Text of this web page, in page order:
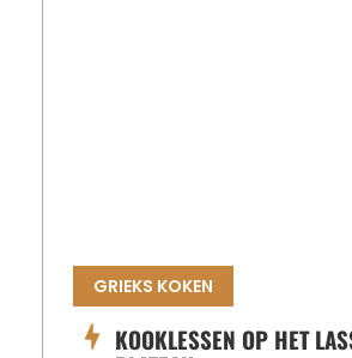
GRIEKS KOKEN
KOOKLESSEN OP HET